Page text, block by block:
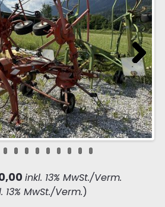
Next
inkl. 13% MwSt./Verm.
13% MwSt./Verm.)